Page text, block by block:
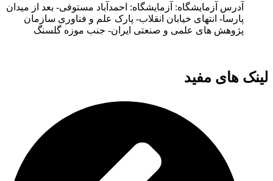
آدرس آزمایشگاه: آزمایشگاه: احمدآباد مستوفی- بعد از میدان
پارسا- انتهای خیابان انقلاب- پارک علم و فناوری سازمان
پژوهش های علمی و صنعتی ایران- جنب موزه گلسنگ
لینک های مفید